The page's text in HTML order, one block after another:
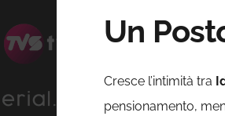
Un
Cresce l’intimità tra
pensionamento,